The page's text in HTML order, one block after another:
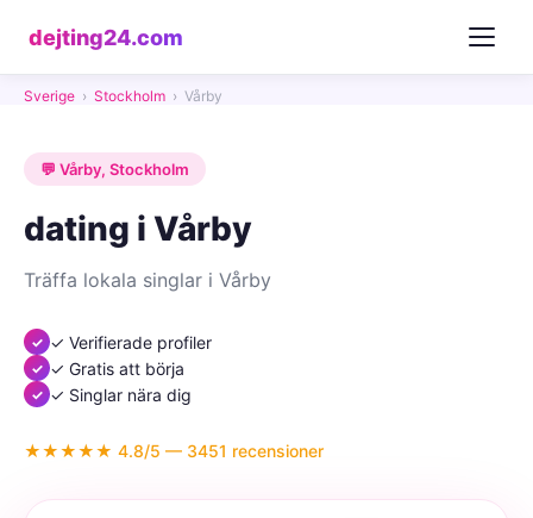
dejting24.com
Sverige › Stockholm › Vårby
💬 Vårby, Stockholm
dating i Vårby
Träffa lokala singlar i Vårby
✓ Verifierade profiler
✓ Gratis att börja
✓ Singlar nära dig
★★★★★ 4.8/5 — 3451 recensioner